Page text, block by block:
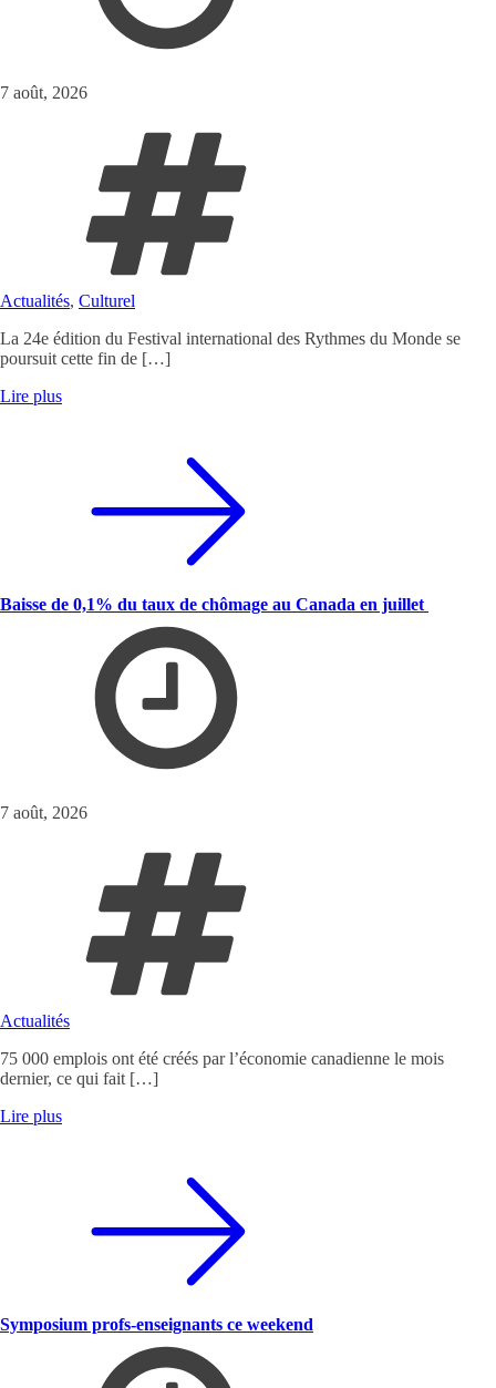
7 août, 2026
Actualités, Culturel
La 24e édition du Festival international des Rythmes du Monde se
poursuit cette fin de […]
Lire plus
Baisse de 0,1% du taux de chômage au Canada en juillet
7 août, 2026
Actualités
75 000 emplois ont été créés par l’économie canadienne le mois
dernier, ce qui fait […]
Lire plus
Symposium profs-enseignants ce weekend